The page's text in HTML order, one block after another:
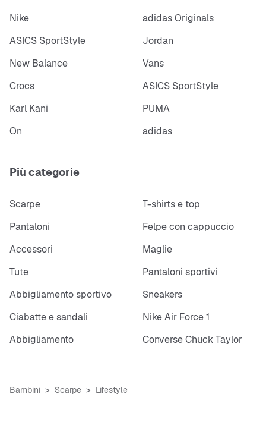
Nike
adidas Originals
ASICS SportStyle
Jordan
New Balance
Vans
Crocs
ASICS SportStyle
Karl Kani
PUMA
On
adidas
Più categorie
Scarpe
T-shirts e top
Pantaloni
Felpe con cappuccio
Accessori
Maglie
Tute
Pantaloni sportivi
Abbigliamento sportivo
Sneakers
Ciabatte e sandali
Nike Air Force 1
Abbigliamento
Converse Chuck Taylor
Bambini Scarpe Lifestyle